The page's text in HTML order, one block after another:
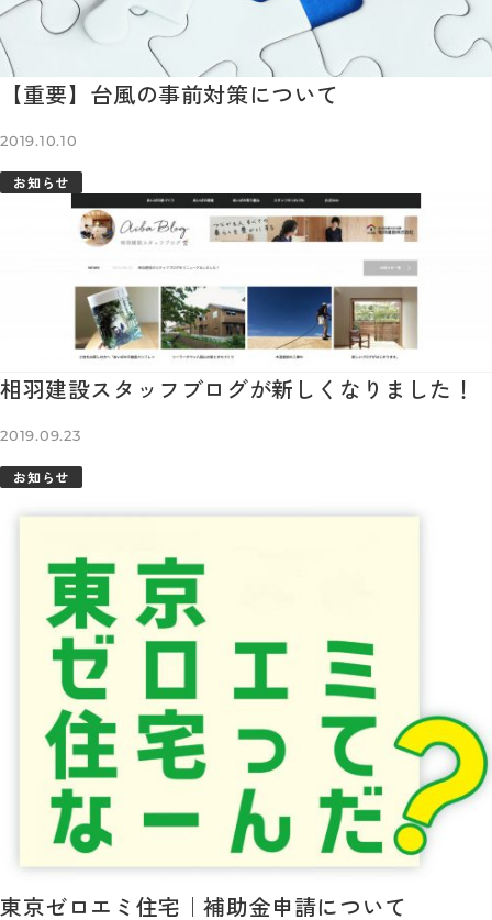
【重要】台風の事前対策について
2019.10.10
お知らせ
相羽建設スタッフブログが新しくなりました！
2019.09.23
お知らせ
東京ゼロエミ住宅｜補助金申請について